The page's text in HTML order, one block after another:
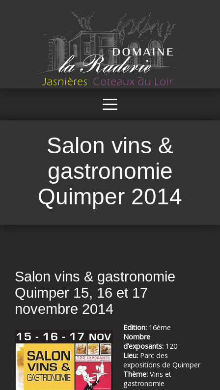
Salon vins &
gastronomie
Quimper 2014
Salon vins & gastronomie
Quimper 15, 16 et 17
novembre 2014
Edition: 16ème
Nombre
d’exposants: 120
Lieu: Parc des
expositions de Quimper
Thème: Vins et
gastronomie